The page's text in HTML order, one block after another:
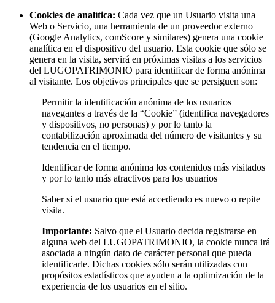
Cookies de analítica: Cada vez que un Usuario visita una
Web o Servicio, una herramienta de un proveedor externo
(Google Analytics, comScore y similares) genera una cookie
analítica en el dispositivo del usuario. Esta cookie que sólo se
genera en la visita, servirá en próximas visitas a los servicios
del LUGOPATRIMONIO para identificar de forma anónima
al visitante. Los objetivos principales que se persiguen son:
Permitir la identificación anónima de los usuarios
navegantes a través de la “Cookie” (identifica navegadores
y dispositivos, no personas) y por lo tanto la
contabilización aproximada del número de visitantes y su
tendencia en el tiempo.
Identificar de forma anónima los contenidos más visitados
y por lo tanto más atractivos para los usuarios
Saber si el usuario que está accediendo es nuevo o repite
visita.
Importante: Salvo que el Usuario decida registrarse en
alguna web del LUGOPATRIMONIO, la cookie nunca irá
asociada a ningún dato de carácter personal que pueda
identificarle. Dichas cookies sólo serán utilizadas con
propósitos estadísticos que ayuden a la optimización de la
experiencia de los usuarios en el sitio.